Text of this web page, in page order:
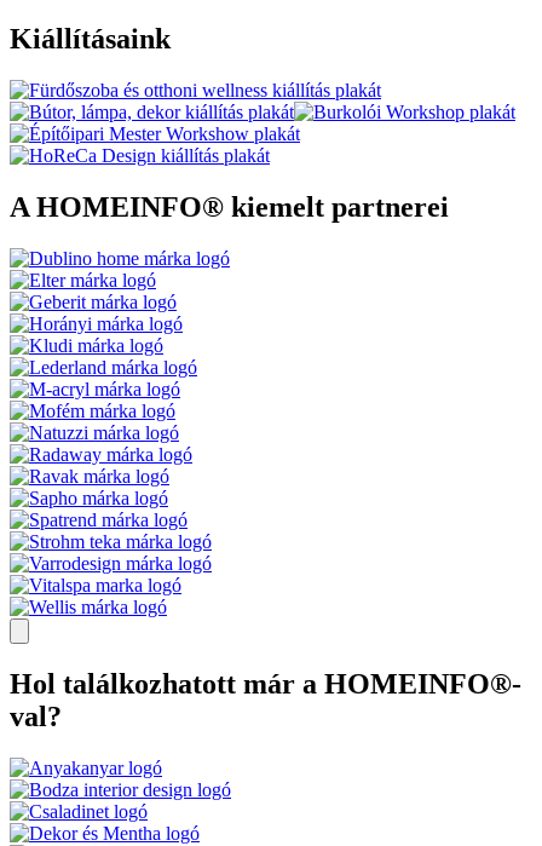
Kiállításaink
A HOMEINFO® kiemelt partnerei
Hol találkozhatott már a HOMEINFO®-
val?